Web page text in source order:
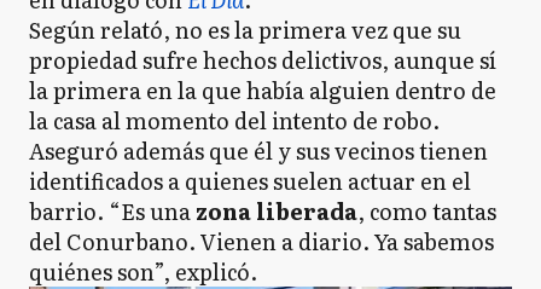
Según relató, no es la primera vez que su
propiedad sufre hechos delictivos, aunque sí
la primera en la que había alguien dentro de
la casa al momento del intento de robo.
Aseguró además que él y sus vecinos tienen
identificados a quienes suelen actuar en el
barrio. “Es unazona liberada, como tantas
del Conurbano. Vienen a diario. Ya sabemos
quiénes son”, explicó.